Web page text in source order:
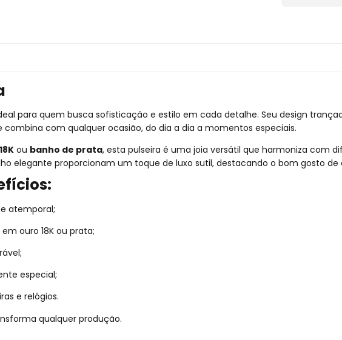
para quem busca sofisticação e estilo em cada detalhe. Seu design
com qualquer ocasião, do dia a dia a momentos especiais.
ou banho de prata, esta pulseira é uma joia versátil que harmoniza com
elegante proporcionam um toque de luxo sutil, destacando o bom gosto de
atemporal;
ouro 18K ou prata;
especial;
e relógios.
qualquer produção.